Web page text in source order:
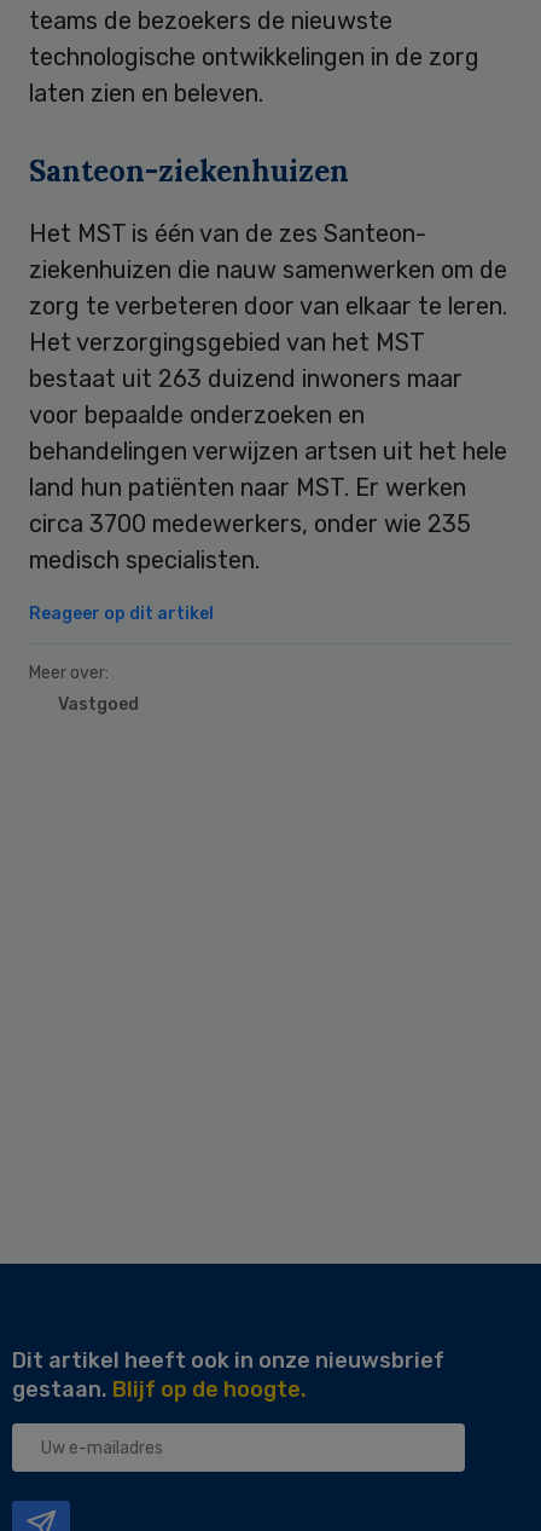
teams de bezoekers de nieuwste
technologische ontwikkelingen in de zorg
laten zien en beleven.
Santeon-ziekenhuizen
Het MST is één van de zes Santeon-
ziekenhuizen die nauw samenwerken om de
zorg te verbeteren door van elkaar te leren.
Het verzorgingsgebied van het MST
bestaat uit 263 duizend inwoners maar
voor bepaalde onderzoeken en
behandelingen verwijzen artsen uit het hele
land hun patiënten naar MST. Er werken
circa 3700 medewerkers, onder wie 235
medisch specialisten.
Reageer op dit artikel
Meer over:
Vastgoed
Dit artikel heeft ook in onze nieuwsbrief
gestaan. Blijf op de hoogte.
Uw